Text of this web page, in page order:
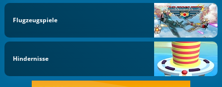
Flugzeugspiele
Hindernisse